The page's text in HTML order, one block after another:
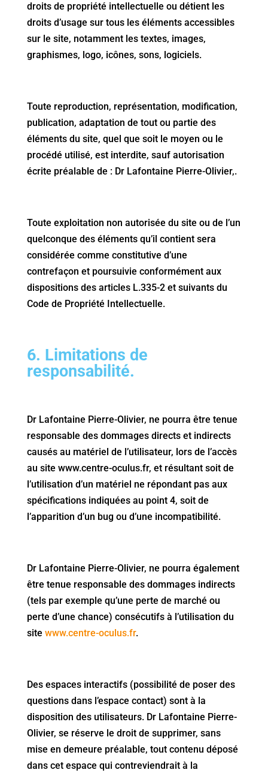
droits de propriété intellectuelle ou détient les
droits d’usage sur tous les éléments accessibles
sur le site, notamment les textes, images,
graphismes, logo, icônes, sons, logiciels.
Toute reproduction, représentation, modification,
publication, adaptation de tout ou partie des
éléments du site, quel que soit le moyen ou le
procédé utilisé, est interdite, sauf autorisation
écrite préalable de : Dr Lafontaine Pierre-Olivier,.
Toute exploitation non autorisée du site ou de l’un
quelconque des éléments qu’il contient sera
considérée comme constitutive d’une
contrefaçon et poursuivie conformément aux
dispositions des articles L.335-2 et suivants du
Code de Propriété Intellectuelle.
6. Limitations de
responsabilité.
Dr Lafontaine Pierre-Olivier, ne pourra être tenue
responsable des dommages directs et indirects
causés au matériel de l’utilisateur, lors de l’accès
au site www.centre-oculus.fr, et résultant soit de
l’utilisation d’un matériel ne répondant pas aux
spécifications indiquées au point 4, soit de
l’apparition d’un bug ou d’une incompatibilité.
Dr Lafontaine Pierre-Olivier, ne pourra également
être tenue responsable des dommages indirects
(tels par exemple qu’une perte de marché ou
perte d’une chance) consécutifs à l’utilisation du
site www.centre-oculus.fr.
Des espaces interactifs (possibilité de poser des
questions dans l’espace contact) sont à la
disposition des utilisateurs. Dr Lafontaine Pierre-
Olivier, se réserve le droit de supprimer, sans
mise en demeure préalable, tout contenu déposé
dans cet espace qui contreviendrait à la